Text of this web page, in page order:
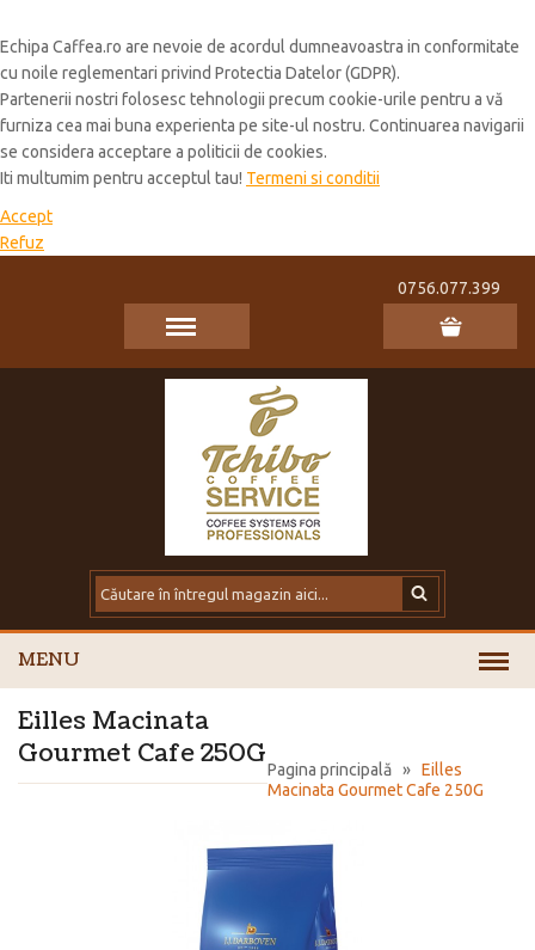
Echipa Caffea.ro are nevoie de acordul dumneavoastra in conformitate
cu noile reglementari privind Protectia Datelor (GDPR).
Partenerii nostri folosesc tehnologii precum cookie-urile pentru a vă
furniza cea mai buna experienta pe site-ul nostru. Continuarea navigarii
se considera acceptare a politicii de cookies.
Iti multumim pentru acceptul tau! Termeni si conditii
Accept
Refuz
0756.077.399
MENU
Pagina principală » Eilles
Macinata Gourmet Cafe 250G
Eilles Macinata
Gourmet Cafe 250G